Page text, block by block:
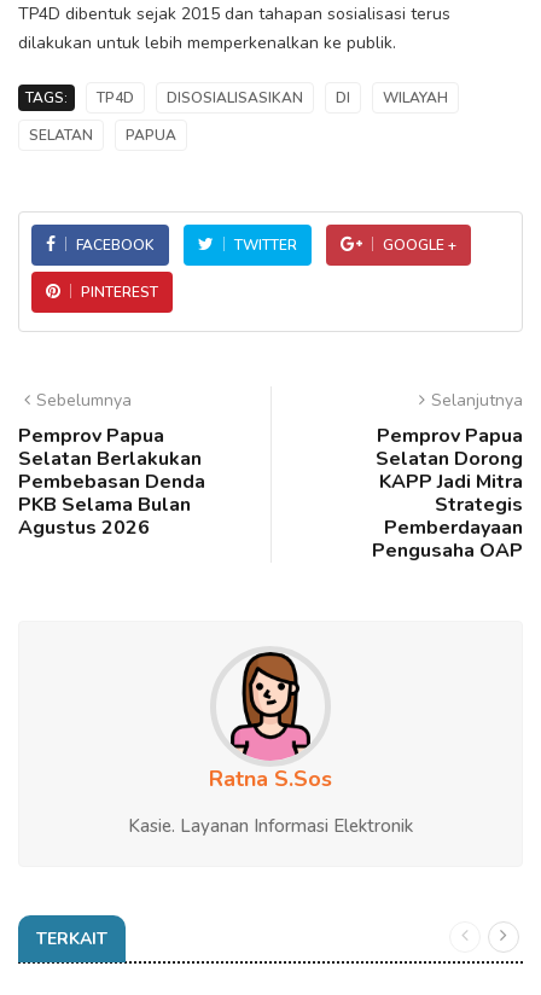
TP4D dibentuk sejak 2015 dan tahapan sosialisasi terus
dilakukan untuk lebih memperkenalkan ke publik.
TAGS: TP4D DISOSIALISASIKAN DI
WILAYAH
SELATAN
PAPUA
FACEBOOK TWITTER GOOGLE +
PINTEREST
Sebelumnya
Pemprov Papua
Selatan Berlakukan
Pembebasan Denda
PKB Selama Bulan
Agustus 2026
Selanjutnya
Pemprov Papua
Selatan Dorong
KAPP Jadi Mitra
Strategis
Pemberdayaan
Pengusaha OAP
Ratna S.Sos
Kasie. Layanan Informasi Elektronik
TERKAIT